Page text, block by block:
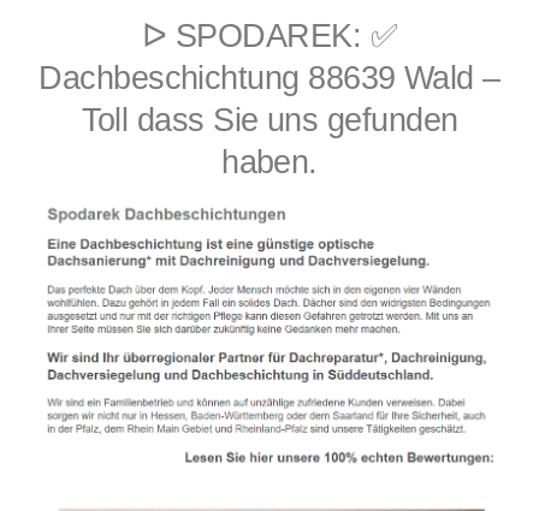
ᐅ SPODAREK: ✅
Dachbeschichtung 88639 Wald –
Toll dass Sie uns gefunden
haben.